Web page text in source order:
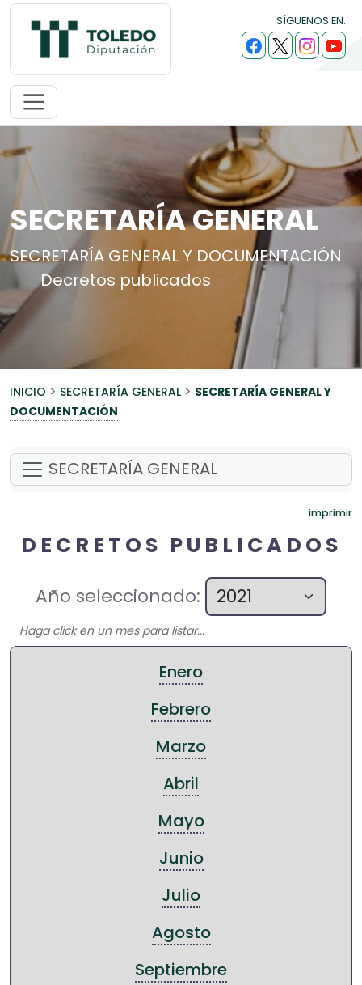
SÍGUENOS EN:
SECRETARÍA GENERAL
SECRETARÍA GENERAL Y DOCUMENTACIÓN
Decretos publicados
INICIO > SECRETARÍA GENERAL > SECRETARÍA GENERAL Y
DOCUMENTACIÓN
SECRETARÍA GENERAL
imprimir
DECRETOS PUBLICADOS
Año seleccionado:
Haga click en un mes para listar...
Enero
Febrero
Marzo
Abril
Mayo
Junio
Julio
Agosto
Septiembre